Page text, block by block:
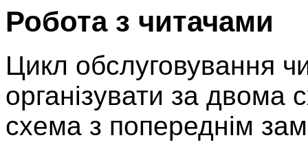
Робота з читачами
Цикл обслуговування
організувати за
схема з попереднім